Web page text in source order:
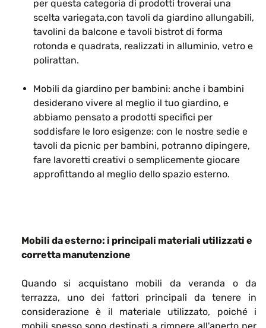
per questa categoria di prodotti troverai una
scelta variegata,con tavoli da giardino allungabili,
tavolini da balcone e tavoli bistrot di forma
rotonda e quadrata, realizzati in alluminio, vetro e
polirattan.
Mobili da giardino per bambini: anche i bambini
desiderano vivere al meglio il tuo giardino, e
abbiamo pensato a prodotti specifici per
soddisfare le loro esigenze: con le nostre sedie e
tavoli da picnic per bambini, potranno dipingere,
fare lavoretti creativi o semplicemente giocare
approfittando al meglio dello spazio esterno.
Mobili da esterno: i principali materiali utilizzati e
corretta manutenzione
Quando si acquistano mobili da veranda o da
terrazza, uno dei fattori principali da tenere in
considerazione è il materiale utilizzato, poiché i